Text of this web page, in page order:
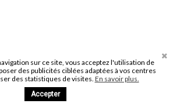
Bague collection
sur ce site, vous acceptez l'utilisation de
des publicités ciblées adaptées à vos centres
des statistiques de visites. En savoir plus.
Accepter